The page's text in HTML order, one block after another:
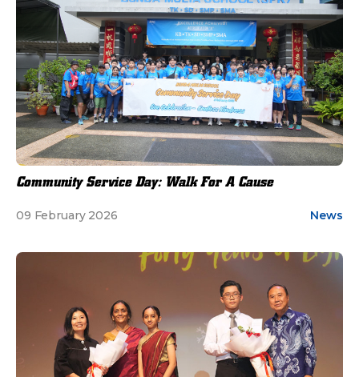
Community Service Day: Walk For A Cause
09 February 2026 News